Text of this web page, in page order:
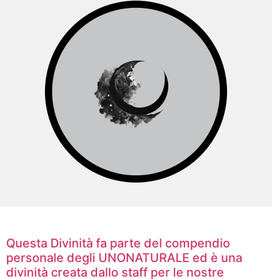
Questa Divinità fa parte del compendio
personale degli UNONATURALE ed è una
divinità creata dallo staff per le nostre